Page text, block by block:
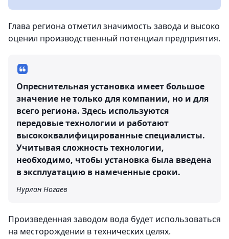
Глава региона отметил значимость завода и высоко
оценил производственный потенциал предприятия.
Опреснительная установка имеет большое
значение не только для компании, но и для
всего региона. Здесь используются
передовые технологии и работают
высококвалифицированные специалисты.
Учитывая сложность технологии,
необходимо, чтобы установка была введена
в эксплуатацию в намеченные сроки.
Нурлан Ногаев
Произведенная заводом вода будет использоваться
на месторождении в технических целях.